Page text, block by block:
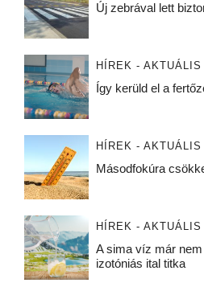
Új zebrával lett
HÍREK - AKTUÁLIS
Így kerüld el a
HÍREK - AKTUÁLIS
Másodfokúra
HÍREK - AKTUÁLIS
A sima víz már
izotóniás ital titka